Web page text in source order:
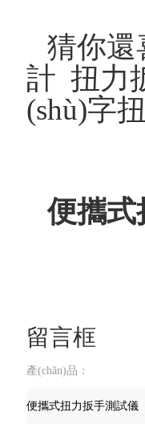
猜你
計 扭力
(shù)字
便攜式
留言框
產(chǎn)品：